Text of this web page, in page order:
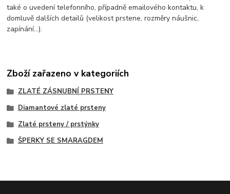
také o uvedení telefonního, případně emailového kontaktu, k
domluvě dalších detailů (velikost prstene, rozměry náušnic,
zapínání...).
Zboží zařazeno v kategoriích
ZLATÉ ZÁSNUBNÍ PRSTENY
Diamantové zlaté prsteny
Zlaté prsteny / prstýnky
ŠPERKY SE SMARAGDEM